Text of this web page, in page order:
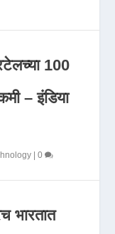
100
– इंडिया
|0
भारतात